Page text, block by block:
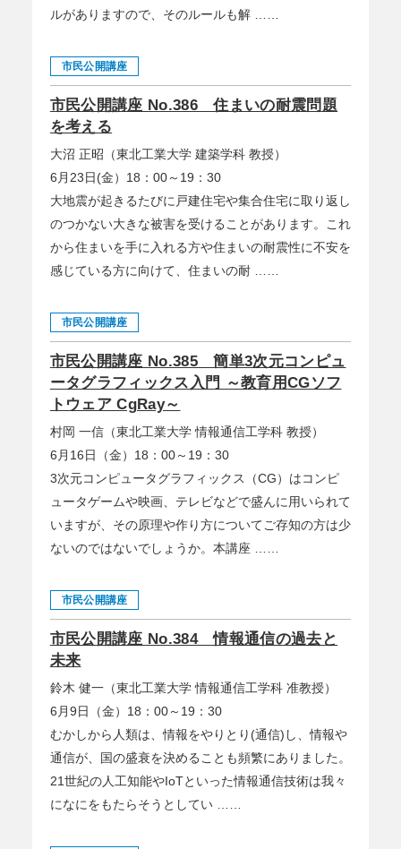
ルがありますので、そのルールも解 ……
市民公開講座
市民公開講座 No.386 住まいの耐震問題
を考える
大沼 正昭（東北工業大学 建築学科 教授）
6月23日(金）18：00～19：30
大地震が起きるたびに戸建住宅や集合住宅に取り返し
のつかない大きな被害を受けることがあります。これ
から住まいを手に入れる方や住まいの耐震性に不安を
感じている方に向けて、住まいの耐 ……
市民公開講座
市民公開講座 No.385 簡単3次元コンピュ
ータグラフィックス入門 ～教育用CGソフ
トウェア CgRay～
村岡 一信（東北工業大学 情報通信工学科 教授）
6月16日（金）18：00～19：30
3次元コンピュータグラフィックス（CG）はコンピ
ュータゲームや映画、テレビなどで盛んに用いられて
いますが、その原理や作り方についてご存知の方は少
ないのではないでしょうか。本講座 ……
市民公開講座
市民公開講座 No.384 情報通信の過去と
未来
鈴木 健一（東北工業大学 情報通信工学科 准教授）
6月9日（金）18：00～19：30
むかしから人類は、情報をやりとり(通信)し、情報や
通信が、国の盛衰を決めることも頻繁にありました。
21世紀の人工知能やIoTといった情報通信技術は我々
になにをもたらそうとしてい ……